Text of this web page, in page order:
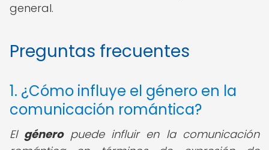
general.
Preguntas frecuentes
1. ¿Cómo influye el género en la
comunicación romántica?
El géneropuede influir en la comunicación